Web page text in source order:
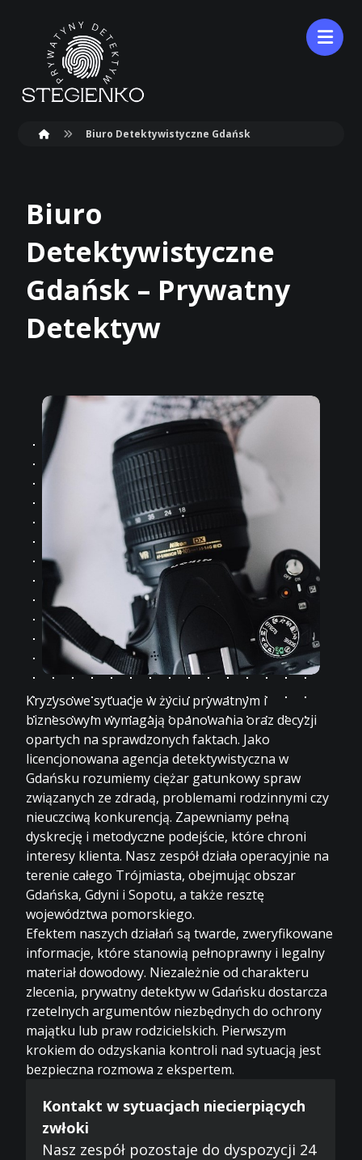
Biuro Detektywistyczne Gdańsk
Biuro
Detektywistyczne
Gdańsk – Prywatny
Detektyw
Kryzysowe sytuacje w życiu prywatnym i
biznesowym wymagają opanowania oraz decyzji
opartych na sprawdzonych faktach. Jako
licencjonowana agencja detektywistyczna w
Gdańsku rozumiemy ciężar gatunkowy spraw
związanych ze zdradą, problemami rodzinnymi czy
nieuczciwą konkurencją. Zapewniamy pełną
dyskrecję i metodyczne podejście, które chroni
interesy klienta. Nasz zespół działa operacyjnie na
terenie całego Trójmiasta, obejmując obszar
Gdańska, Gdyni i Sopotu, a także resztę
województwa pomorskiego.
Efektem naszych działań są twarde, zweryfikowane
informacje, które stanowią pełnoprawny i legalny
materiał dowodowy. Niezależnie od charakteru
zlecenia, prywatny detektyw w Gdańsku dostarcza
rzetelnych argumentów niezbędnych do ochrony
majątku lub praw rodzicielskich. Pierwszym
krokiem do odzyskania kontroli nad sytuacją jest
bezpieczna rozmowa z ekspertem.
Kontakt w sytuacjach niecierpiących
zwłoki
Nasz zespół pozostaje do dyspozycji 24